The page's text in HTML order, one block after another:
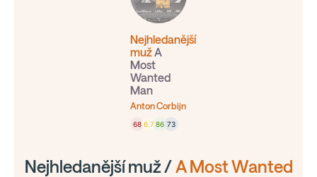
Nejhledanější
mužA
Most
Wanted
Man
Anton Corbijn
68 6.7 86 73
Nejhledanější muž /A Most Wanted